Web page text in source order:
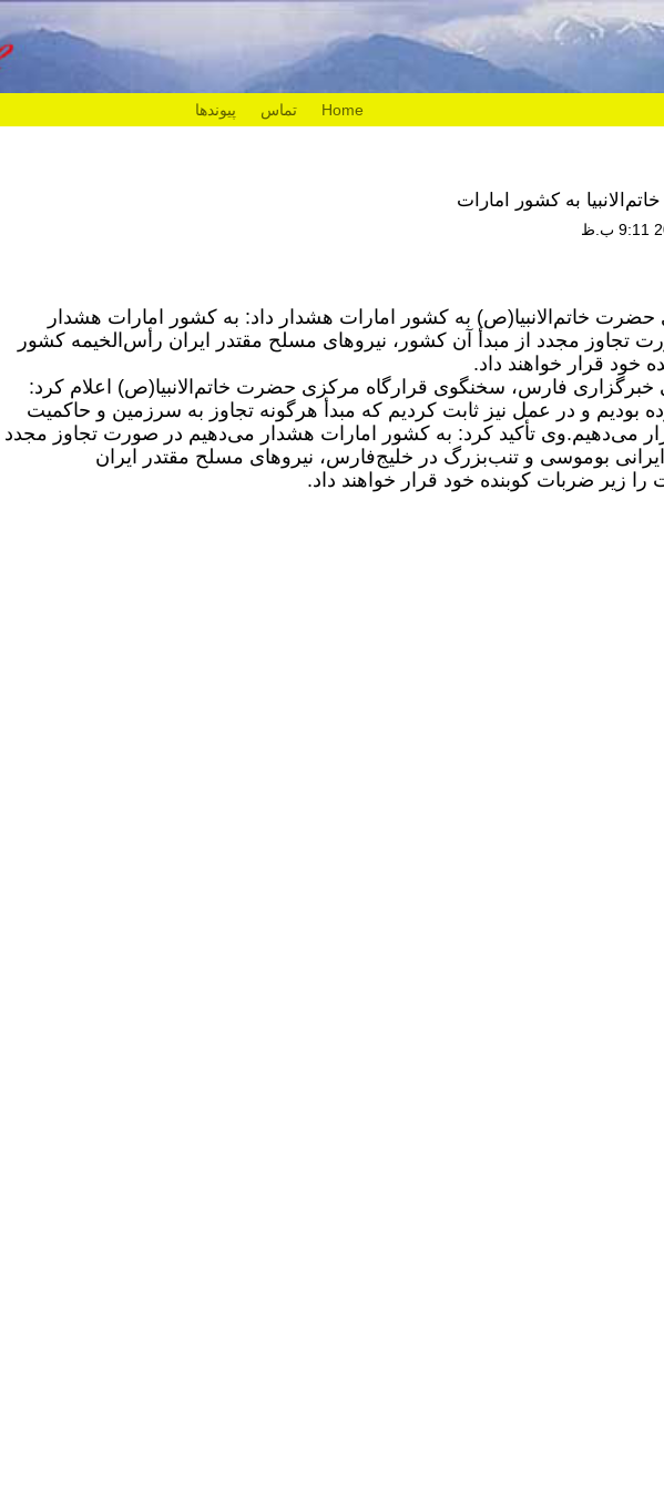
Home تماس پیوندها
به کشور امارات
حضرت خاتم‌الانبیا(ص) به کشور امارات هشدار داد: به کشور امارات هشدار
تجاوز مجدد از مبدأ آن کشور، نیروهای مسلح مقتدر ایران رأس‌الخیمه کشور
خود قرار خواهند داد.
فارس، سخنگوی قرارگاه مرکزی حضرت خاتم‌الانبیا(ص) اعلام کرد:
بودیم و در عمل نیز ثابت کردیم که مبدأ هرگونه تجاوز به سرزمین و حاکمیت
می‌دهیم.وی تأکید کرد: به کشور امارات هشدار می‌دهیم در صورت تجاوز مجدد
ایرانی بوموسی و تنب‌بزرگ در خلیج‌فارس، نیروهای مسلح مقتدر ایران
زیر ضربات کوبنده خود قرار خواهند داد.